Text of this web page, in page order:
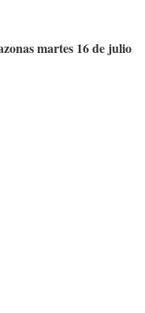
martes 16 de julio